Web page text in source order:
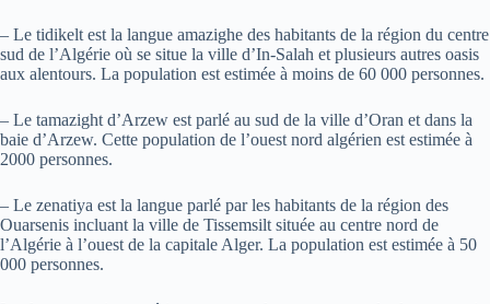
– Le tidikelt est la langue amazighe des habitants de la région du centre
sud de l’Algérie où se situe la ville d’In-Salah et plusieurs autres oasis
aux alentours. La population est estimée à moins de 60 000 personnes.
– Le tamazight d’Arzew est parlé au sud de la ville d’Oran et dans la
baie d’Arzew. Cette population de l’ouest nord algérien est estimée à
2000 personnes.
– Le zenatiya est la langue parlé par les habitants de la région des
Ouarsenis incluant la ville de Tissemsilt située au centre nord de
l’Algérie à l’ouest de la capitale Alger. La population est estimée à 50
000 personnes.